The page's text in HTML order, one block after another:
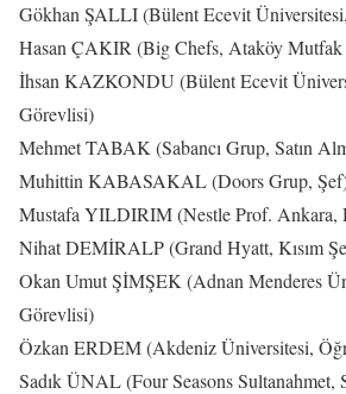
Gökhan ŞALLI (Bülent Ecevit
Hasan ÇAKIR (Big Chefs, Ataköy
İhsan KAZKONDU (Bülent Ecevit
Görevlisi)
Mehmet TABAK (Sabancı Grup, Satın
Muhittin KABASAKAL (Doors Grup,
Mustafa YILDIRIM (Nestle Prof. Ankara,
Nihat DEMİRALP (Grand Hyatt, Kısım
Okan Umut ŞİMŞEK (Adnan Menderes
Görevlisi)
Özkan ERDEM (Akdeniz Üniversitesi,
Sadık ÜNAL (Four Seasons Sultanahmet,